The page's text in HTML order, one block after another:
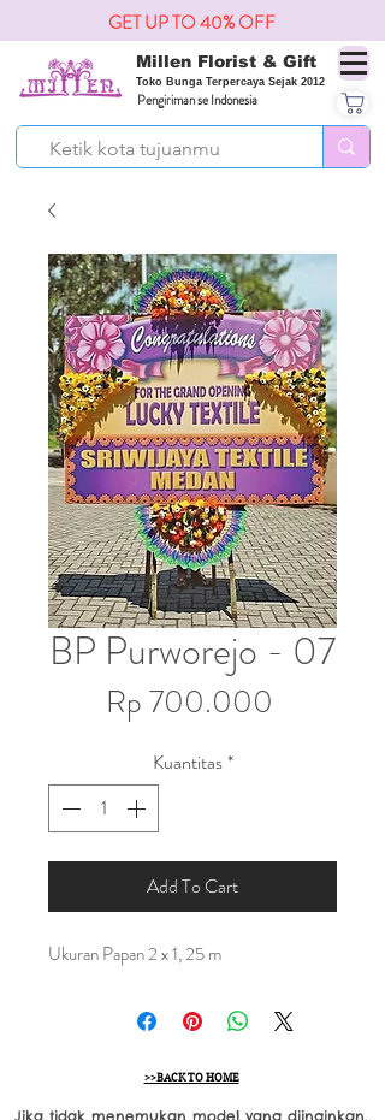
Millen Florist & Gift
Toko Bunga Terpercaya Sejak 2012
Pengiriman se Indonesia
GET UP TO 40% OFF
BP Purworejo - 07
Rp 700.000
Kuantitas*
Add To Cart
Ukuran Papan 2 x 1, 25 m
>>BACK TO HOME
Jika tidak menemukan model yang diinginkan,